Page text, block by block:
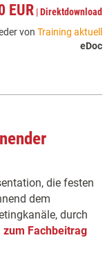
EUR |Direktdownload
von Training aktuell
eDoc
die festen
dem
durch
zum Fachbeitrag